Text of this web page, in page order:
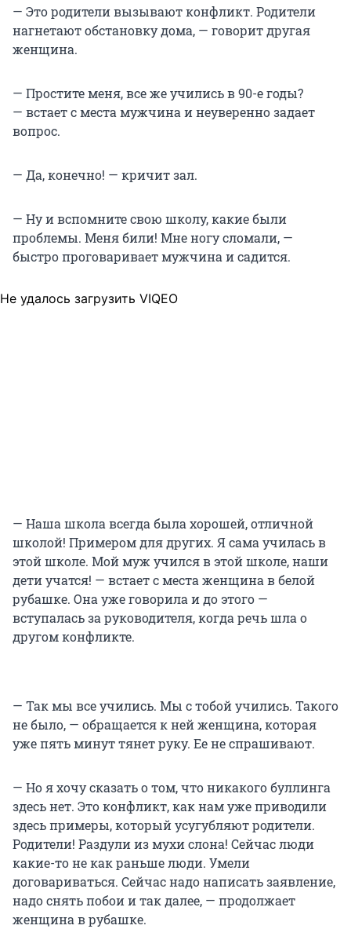
— Это родители вызывают конфликт. Родители
нагнетают обстановку дома, — говорит другая
женщина.
— Простите меня, все же учились в 90-е годы?
— встает с места мужчина и неуверенно задает
вопрос.
— Да, конечно! — кричит зал.
— Ну и вспомните свою школу, какие были
проблемы. Меня били! Мне ногу сломали, —
быстро проговаривает мужчина и садится.
Не удалось загрузить VIQEO
— Наша школа всегда была хорошей, отличной
школой! Примером для других. Я сама училась в
этой школе. Мой муж учился в этой школе, наши
дети учатся! — встает с места женщина в белой
рубашке. Она уже говорила и до этого —
вступалась за руководителя, когда речь шла о
другом конфликте.
— Так мы все учились. Мы с тобой учились. Такого
не было, — обращается к ней женщина, которая
уже пять минут тянет руку. Ее не спрашивают.
— Но я хочу сказать о том, что никакого буллинга
здесь нет. Это конфликт, как нам уже приводили
здесь примеры, который усугубляют родители.
Родители! Раздули из мухи слона! Сейчас люди
какие-то не как раньше люди. Умели
договариваться. Сейчас надо написать заявление,
надо снять побои и так далее, — продолжает
женщина в рубашке.